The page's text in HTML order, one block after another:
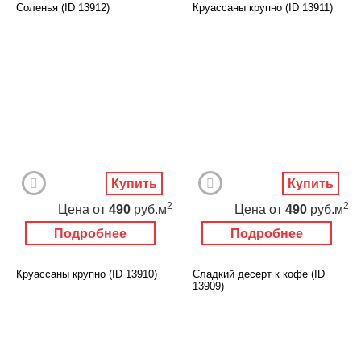
Соленья (ID 13912)
Подробнее
Цена от 490 руб.м2
Купить
Круассаны крупно (ID 13911)
Подробнее
Цена от 490 руб.м2
Купить
Круассаны крупно (ID 13910)
Сладкий десерт к кофе (ID
13909)